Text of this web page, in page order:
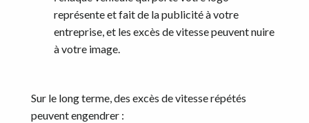
représente et fait de la publicité à votre
entreprise, et les excès de vitesse peuvent nuire
à votre image.
Sur le long terme, des excès de vitesse répétés
peuvent engendrer :